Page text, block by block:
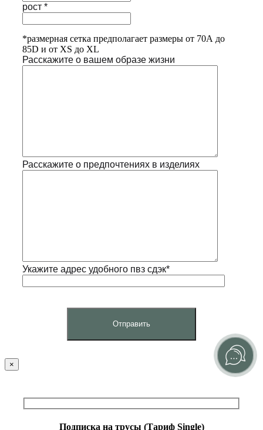
рост *
*размерная сетка предполагает размеры от 70А до
85D и от XS до XL
Расскажите о вашем образе жизни
Расскажите о предпочтениях в изделиях
Укажите адрес удобного пвз сдэк*
×
Подписка на трусы (Тариф Single)